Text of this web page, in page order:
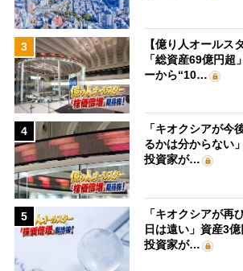
3
【億り人オールス
「総資産69億円
ーから“10…
4
「キオクシアが今
るかは分からない
投資家が…
5
「キオクシアが再
日は遠い」資産3
投資家が…